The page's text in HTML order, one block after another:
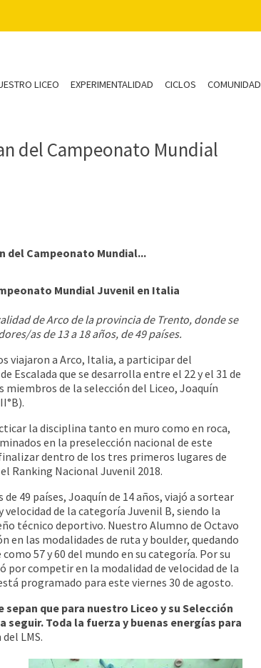
LICEO EXPERIMENTALIDAD CICLOS COMUNIDAD
del Campeonato Mundial
del Campeonato Mundial...
Mundial Juvenil en Italia
de Arco de la provincia de Trento, donde se
as de 13 a 18 años, de 49 países.
viajaron a Arco, Italia, a participar del
Escalada que se desarrolla entre el 22 y el 31 de
miembros de la selección del Liceo, Joaquín
la disciplina tanto en muro como en roca,
en la preselección nacional de este
dentro de los tres primeros lugares de
Ranking Nacional Juvenil 2018.
49 países, Joaquín de 14 años, viajó a sortear
velocidad de la categoría Juvenil B, siendo la
técnico deportivo. Nuestro Alumno de Octavo
en las modalidades de ruta y boulder, quedando
57 y 60 del mundo en su categoría. Por su
por competir en la modalidad de velocidad de la
programado para este viernes 30 de agosto.
que para nuestro Liceo y su Selección
Toda la fuerza y buenas energías para
LMS.